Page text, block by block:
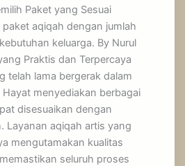
Paket yang Sesuai
aqiqah dengan jumlah
keluarga. By Nurul
Praktis dan Terpercaya
telah lama bergerak dalam
menyediakan berbagai
disesuaikan dengan
Layanan aqiqah artis yang
mengutamakan kualitas
seluruh proses